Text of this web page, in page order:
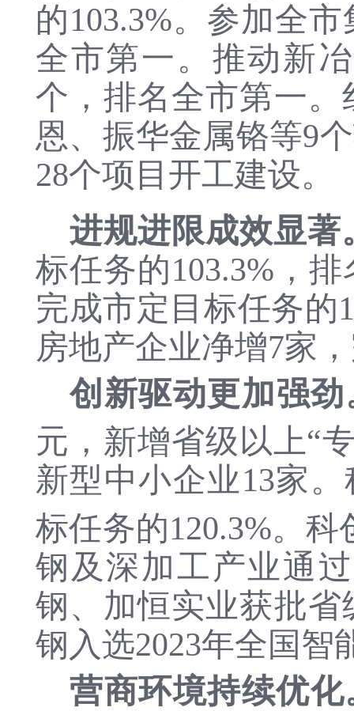
的103.3%。参加全
全市第一。推动新
个，排名全市第一。
恩、振华金属铬等9
28个项目开工建设。
进规进限成效显著
标任务的103.3%，
完成市定目标任务的
房地产企业净增7家
创新驱动更加强劲
元， 新增省级以上“
新型中小企业13家
标任务的120.3%。
钢及深加工产业通
钢、加恒实业获批
钢入选2023年全国智
营商环境持续优化